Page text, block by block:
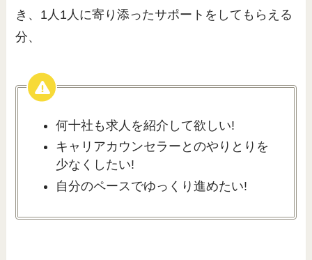
き、1人1人に寄り添ったサポートをしてもらえる
分、
何十社も求人を紹介して欲しい!
キャリアカウンセラーとのやりとりを
少なくしたい!
自分のペースでゆっくり進めたい!